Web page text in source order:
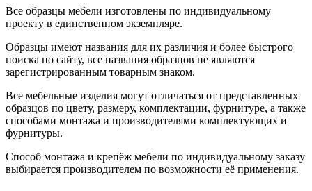
Все образцы мебели изготовлены по индивидуальному
проекту в единственном экземпляре.
Образцы имеют названия для их различия и более быстрого
поиска по сайту, все названия образцов не являются
зарегистрированным товарным знаком.
Все мебельные изделия могут отличаться от представленных
образцов по цвету, размеру, комплектации, фурнитуре, а также
способами монтажа и производителями комплектующих и
фурнитуры.
Способ монтажа и крепёж мебели по индивидуальному заказу
выбирается производителем по возможности её применения.